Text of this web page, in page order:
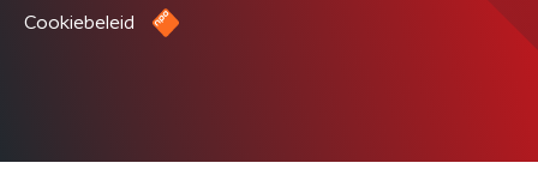
Cookiebeleid